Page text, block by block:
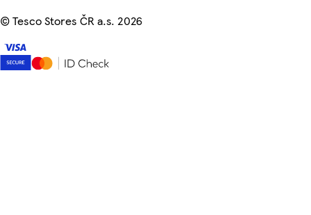
©Tesco Stores ČR a.s. 2026